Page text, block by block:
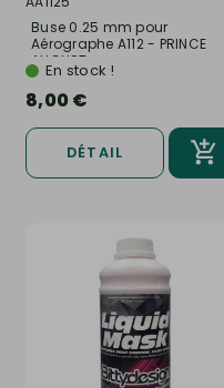
Buse 0.25 mm pour
Aérographe A112 - PRINCE
AUGUST...
En stock !
8,00 €
DÉTAIL